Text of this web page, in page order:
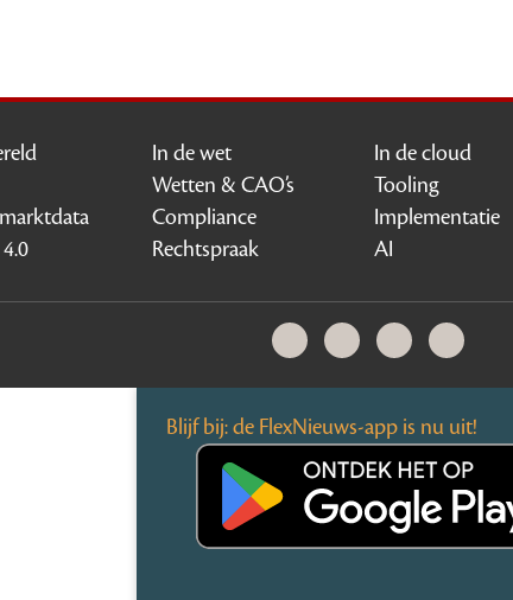
In de wet
Wetten & CAO’s
Compliance
Rechtspraak
In de cloud
Tooling
Implementatie
AI
Blijf bij: de FlexNieuws-app is nu uit!